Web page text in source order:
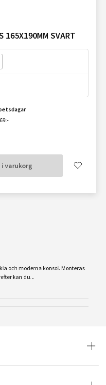
165X190MM SVART
i varukorg
och moderna konsol. Monteras
kan du...